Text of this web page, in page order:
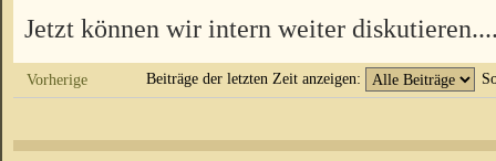
Jetzt können wir intern weiter
Vorherige Beiträge der letzten Zeit anzeigen: